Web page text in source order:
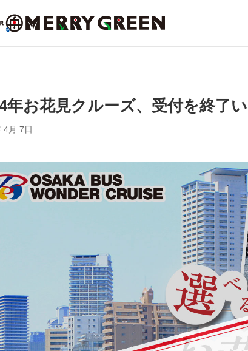
年お花見クルーズ、受付を終了い
4月 7日